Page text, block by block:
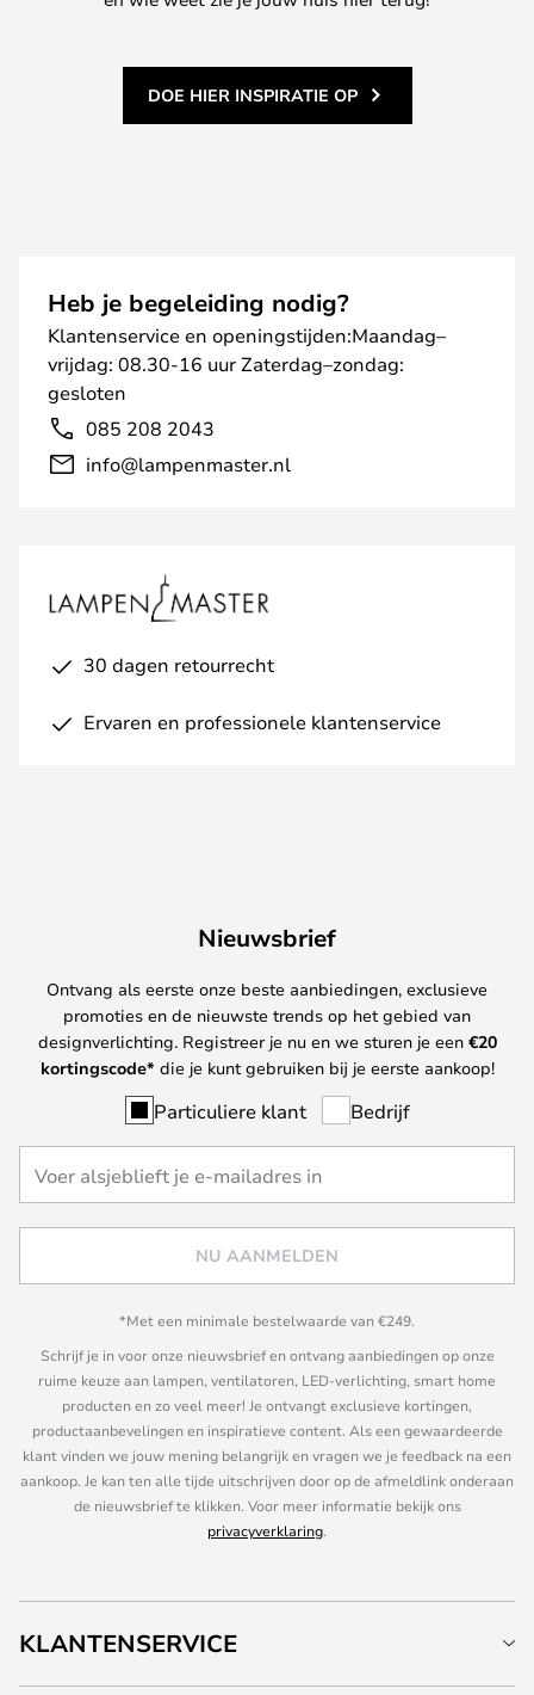
DOE HIER INSPIRATIE OP
Heb je begeleiding nodig?
Klantenservice en openingstijden:Maandag–
vrijdag: 08.30-16 uur Zaterdag–zondag:
gesloten
085 208 2043
info@lampenmaster.nl
30 dagen retourrecht
Ervaren en professionele klantenservice
Nieuwsbrief
Ontvang als eerste onze beste aanbiedingen, exclusieve
promoties en de nieuwste trends op het gebied van
designverlichting. Registreer je nu en we sturen je een €20
kortingscode* die je kunt gebruiken bij je eerste aankoop!
Particuliere klant Bedrijf
NU AANMELDEN
*Met een minimale bestelwaarde van €249.
Schrijf je in voor onze nieuwsbrief en ontvang aanbiedingen op onze
ruime keuze aan lampen, ventilatoren, LED-verlichting, smart home
producten en zo veel meer! Je ontvangt exclusieve kortingen,
productaanbevelingen en inspiratieve content. Als een gewaardeerde
klant vinden we jouw mening belangrijk en vragen we je feedback na een
aankoop. Je kan ten alle tijde uitschrijven door op de afmeldlink onderaan
de nieuwsbrief te klikken. Voor meer informatie bekijk ons
privacyverklaring.
KLANTENSERVICE